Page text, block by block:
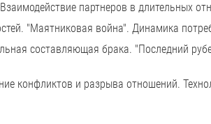
партнеров в длительных
"Маятниковая война". Динамика
составляющая брака. "Последний
конфликтов и разрыва отношений.